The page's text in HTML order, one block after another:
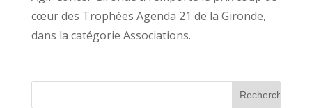
cœur des Trophées Agenda 21 de la Gironde,
dans la catégorie Associations.